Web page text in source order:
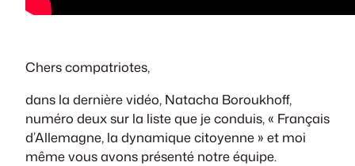
Chers compatriotes,
dans la dernière vidéo, Natacha Boroukhoff,
numéro deux sur la liste que je conduis, « Français
d’Allemagne, la dynamique citoyenne » et moi
même vous avons présenté notre équipe.